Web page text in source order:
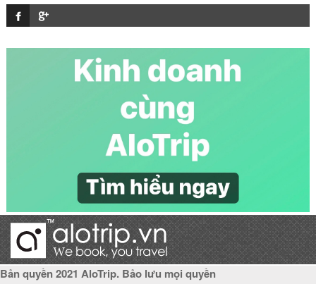
Vé máy bay đi Yangon giá rẻ
Vé máy bay đi Lâm Đồng giá rẻ
Vé máy bay đi Manchester giá rẻ
Bản quyền 2021 AloTrip. Bảo lưu mọi quyền